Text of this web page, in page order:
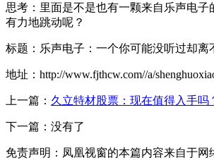
思考：里面是不是也有一颗来自乐声电子
有力地跳动呢？
标题：乐声电子：一个你可能没听过却离
地址：http://www.fjthcw.com//a/
上一篇： 久立特材股票：现在值得入手吗
下一篇：没有了
免责声明：凤凰视窗的本篇内容来自于网